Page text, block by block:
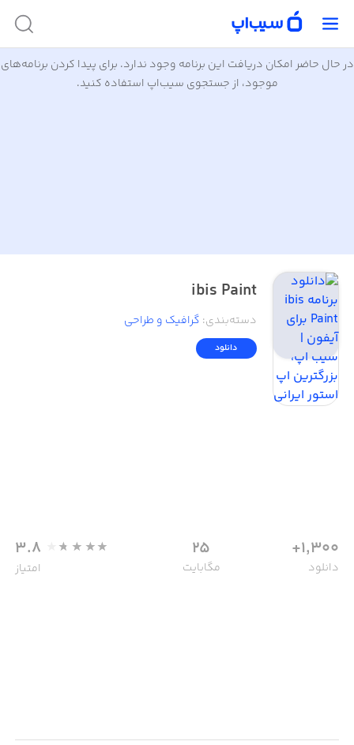
در حال حاضر امکان دریافت این برنامه وجود ندارد. برای پیدا کردن برنامه‌های
موجود، از جستجوی سیب‌اپ استفاده کنید.
ibis Paint
دسته‌بندی: گرافیک و طراحی
دانلود
1,300+
دانلود
25
مگابایت
3.8
امتیاز